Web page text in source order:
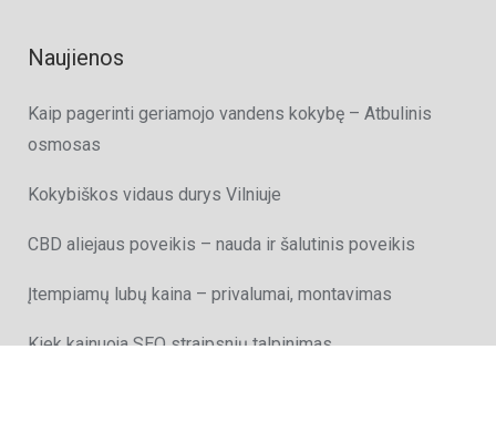
Naujienos
Kaip pagerinti geriamojo vandens kokybę – Atbulinis
osmosas
Kokybiškos vidaus durys Vilniuje
CBD aliejaus poveikis – nauda ir šalutinis poveikis
Įtempiamų lubų kaina – privalumai, montavimas
Kiek kainuoja SEO straipsnių talpinimas